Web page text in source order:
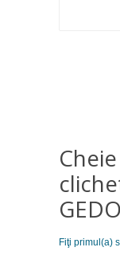
Fiţi primul(a)